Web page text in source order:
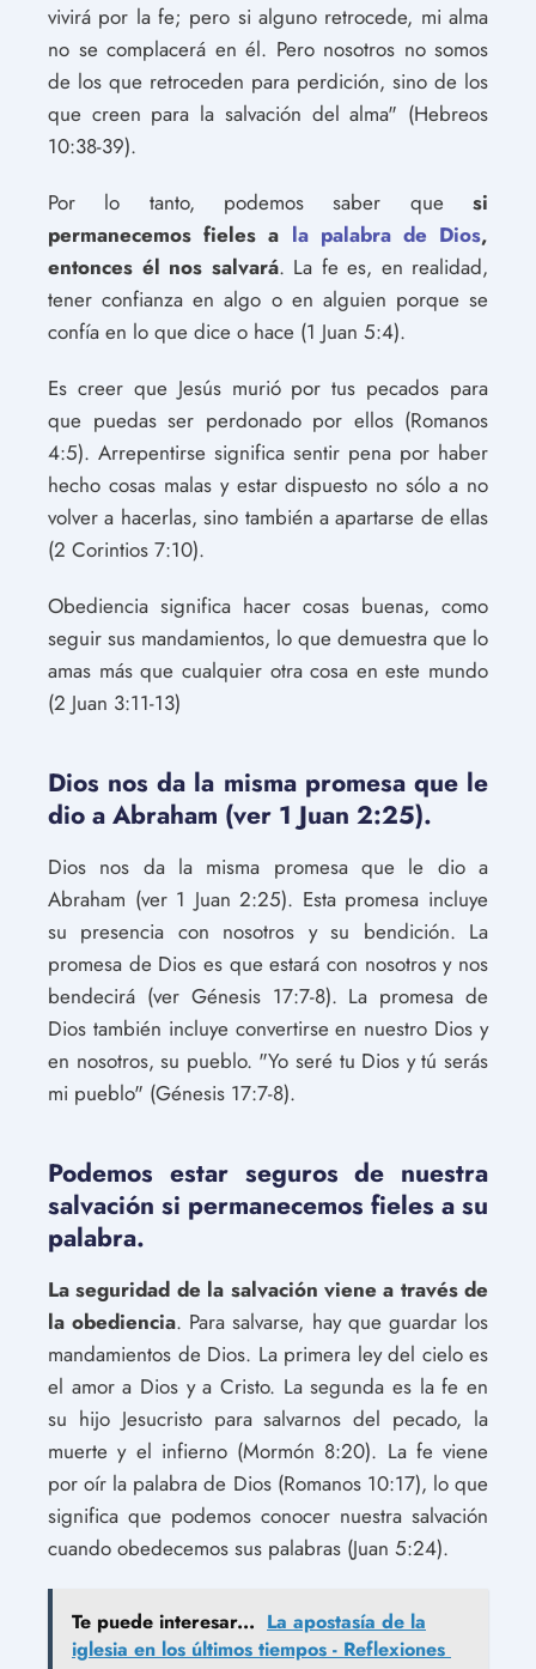
vivirá por la fe; pero si alguno retrocede, mi alma
no se complacerá en él. Pero nosotros no somos
de los que retroceden para perdición, sino de los
que creen para la salvación del alma" (Hebreos
10:38-39).
Por lo tanto, podemos saber que si
permanecemos fieles a la palabra de Dios,
entonces él nos salvará. La fe es, en realidad,
tener confianza en algo o en alguien porque se
confía en lo que dice o hace (1 Juan 5:4).
Es creer que Jesús murió por tus pecados para
que puedas ser perdonado por ellos (Romanos
4:5). Arrepentirse significa sentir pena por haber
hecho cosas malas y estar dispuesto no sólo a no
volver a hacerlas, sino también a apartarse de ellas
(2 Corintios 7:10).
Obediencia significa hacer cosas buenas, como
seguir sus mandamientos, lo que demuestra que lo
amas más que cualquier otra cosa en este mundo
(2 Juan 3:11-13)
Dios nos da la misma promesa que le
dio a Abraham (ver 1 Juan 2:25).
Dios nos da la misma promesa que le dio a
Abraham (ver 1 Juan 2:25). Esta promesa incluye
su presencia con nosotros y su bendición. La
promesa de Dios es que estará con nosotros y nos
bendecirá (ver Génesis 17:7-8). La promesa de
Dios también incluye convertirse en nuestro Dios y
en nosotros, su pueblo. "Yo seré tu Dios y tú serás
mi pueblo" (Génesis 17:7-8).
Podemos estar seguros de nuestra
salvación si permanecemos fieles a su
palabra.
La seguridad de la salvación viene a través de
la obediencia. Para salvarse, hay que guardar los
mandamientos de Dios. La primera ley del cielo es
el amor a Dios y a Cristo. La segunda es la fe en
su hijo Jesucristo para salvarnos del pecado, la
muerte y el infierno (Mormón 8:20). La fe viene
por oír la palabra de Dios (Romanos 10:17), lo que
significa que podemos conocer nuestra salvación
cuando obedecemos sus palabras (Juan 5:24).
Te puede interesar... La apostasía de la
iglesia en los últimos tiempos - Reflexiones